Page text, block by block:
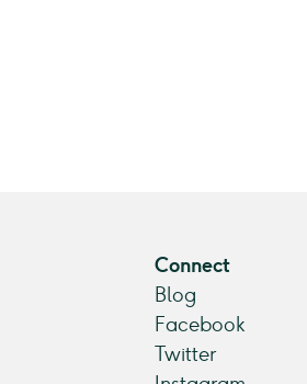
Connect
Blog
Facebook
Twitter